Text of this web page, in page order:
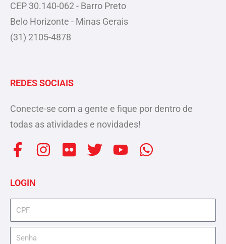
CEP 30.140-062 - Barro Preto
Belo Horizonte - Minas Gerais
(31) 2105-4878
REDES SOCIAIS
Conecte-se com a gente e fique por dentro de
todas as atividades e novidades!
F
c
e
b
o
o
I
t
g
F
c
r
T
t
e
Y
t
b
W
t
a
LOGIN
cpf
senha